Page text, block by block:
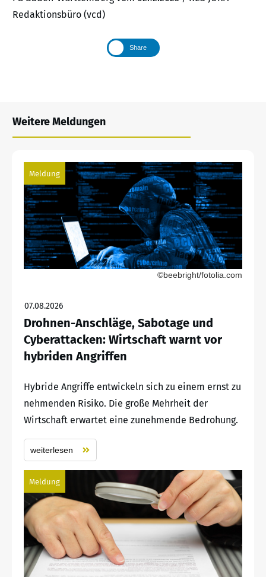
Redaktionsbüro (vcd)
Share
Weitere Meldungen
Meldung
©beebright/fotolia.com
07.08.2026
Drohnen-Anschläge, Sabotage und
Cyberattacken: Wirtschaft warnt vor
hybriden Angriffen
Hybride Angriffe entwickeln sich zu einem ernst zu
nehmenden Risiko. Die große Mehrheit der
Wirtschaft erwartet eine zunehmende Bedrohung.
weiterlesen
Meldung